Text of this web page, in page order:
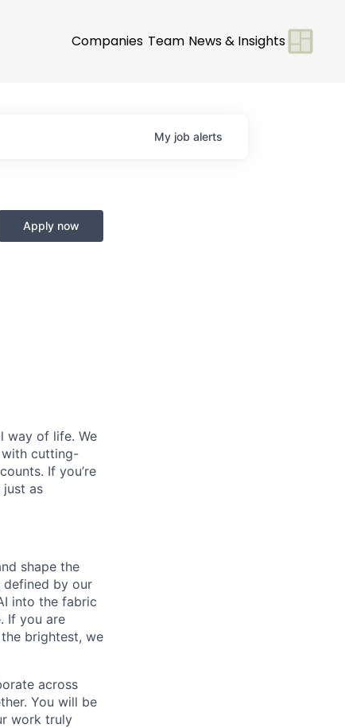
Companies Team News & Insights
My job alerts
Apply now
way of life. We
cutting-
If you’re
as
shape the
defined by our
into the fabric
If you are
brightest, we
across
You will be
work truly